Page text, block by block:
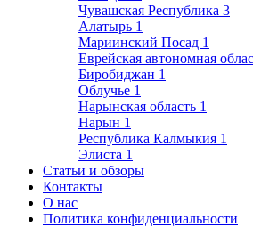
Чувашская Республика 3
Алатырь 1
Мариинский Посад 1
Еврейская автономная
Биробиджан 1
Облучье 1
Нарынская область 1
Нарын 1
Республика Калмыкия 1
Элиста 1
Статьи и обзоры
Контакты
О нас
Политика конфиденциальности